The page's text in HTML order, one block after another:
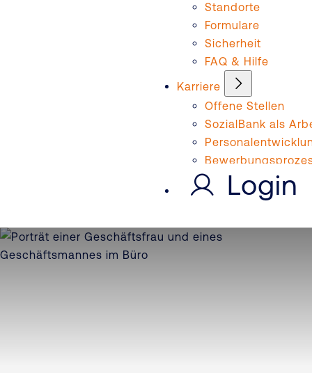
Standorte
Formulare
Sicherheit
FAQ & Hilfe
Karriere
Offene Stellen
SozialBank als
Login